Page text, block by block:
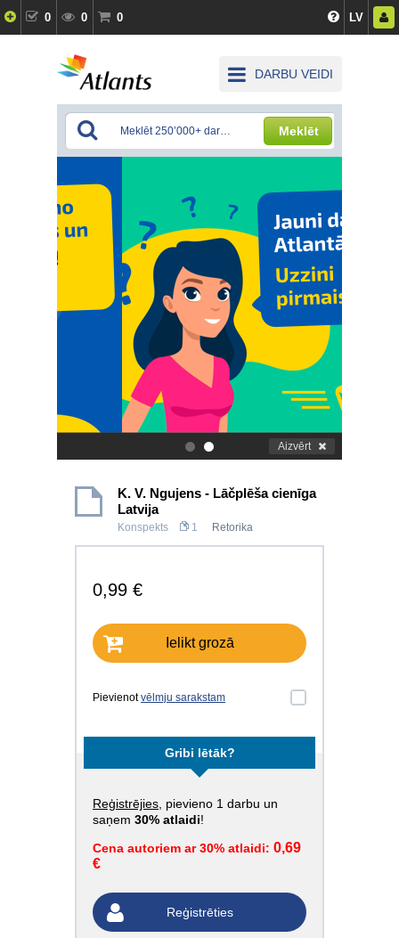
0 0 0 LV
DARBU VEIDI
Meklēt
. Aizvērt
K. V. Ngujens - Lāčplēša cienīga
Latvija
Konspekts 1 Retorika
0,99 €
Ielikt grozā
Pievienotvēlmju sarakstam
Gribi lētāk?
Reģistrējies , pievieno 1 darbu un
saņem 30% atlaidi!
Cena autoriem ar 30% atlaidi: 0,69
€
Reģistrēties